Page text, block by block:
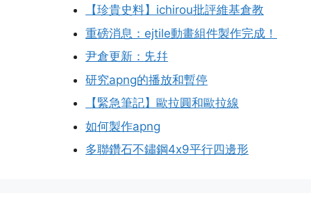
【珍貴史料】ichirou批評維基倉教
重磅消息：ejtile動畫組件製作完成！
尹倉更新：兂幷
研究apng的播放和暫停
【緊急筆記】歐拉圓和歐拉線
如何製作apng
多聯鑽石不鏽鋼4x9平行四邊形